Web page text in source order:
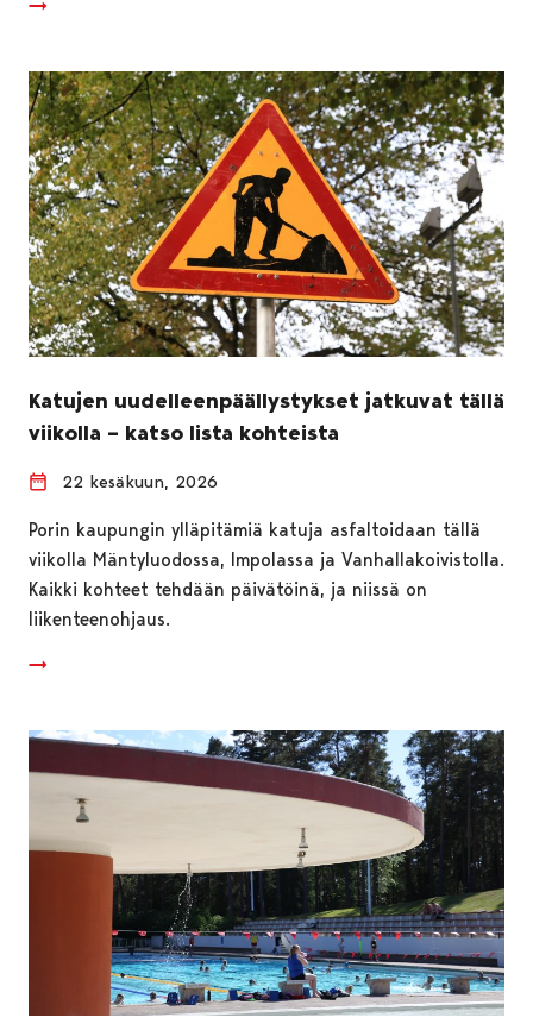
Katujen uudelleenpäällystykset jatkuvat tällä
viikolla – katso lista kohteista
22 kesäkuun, 2026
Porin kaupungin ylläpitämiä katuja asfaltoidaan tällä
viikolla Mäntyluodossa, Impolassa ja Vanhallakoivistolla.
Kaikki kohteet tehdään päivätöinä, ja niissä on
liikenteenohjaus.